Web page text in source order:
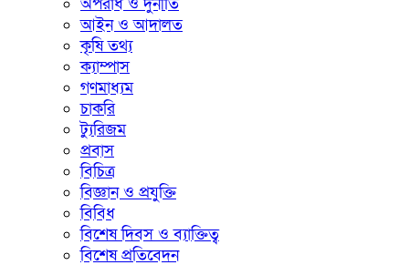
আইন ও আদালত
কৃষি তথ্য
ক্যাম্পাস
গণমাধ্যম
চাকরি
ট্যুরিজম
প্রবাস
বিচিত্র
বিজ্ঞান ও প্রযুক্তি
বিবিধ
বিশেষ দিবস ও ব্যাক্তিত্ব
বিশেষ প্রতিবেদন